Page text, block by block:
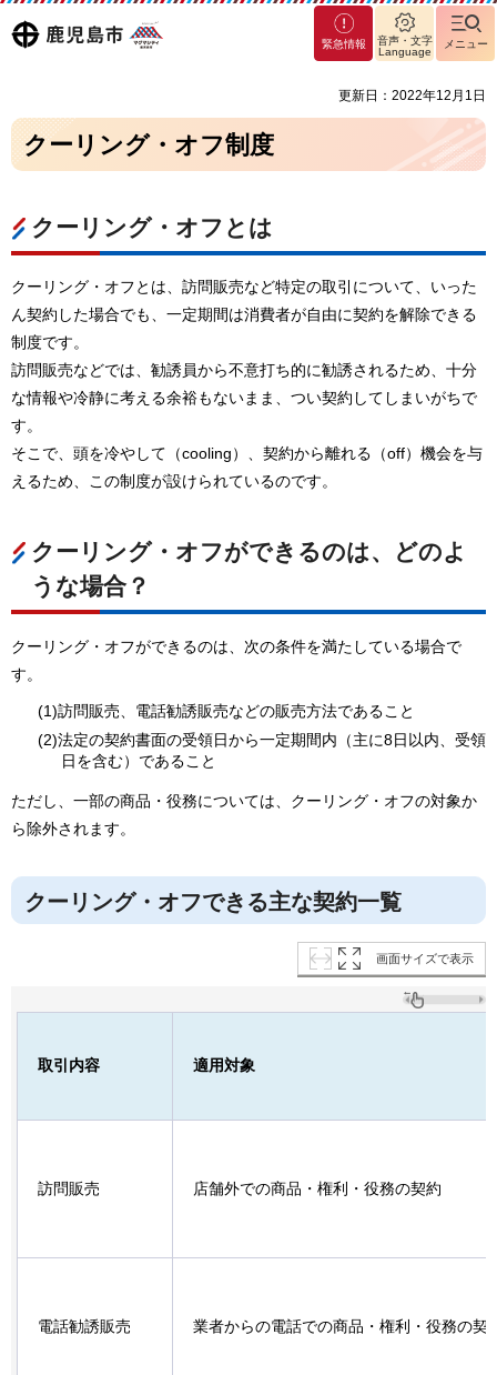
鹿児島
マグ
マシ
緊急情報
音声・文字
Language
メニュー
更新日：2022年12月1日
クーリング・オフ制度
クーリング・オフとは
クーリング・オフとは、訪問販売など特定の取引について、いった
ん契約した場合でも、一定期間は消費者が自由に契約を解除できる
制度です。
訪問販売などでは、勧誘員から不意打ち的に勧誘されるため、十分
な情報や冷静に考える余裕もないまま、つい契約してしまいがちで
す。
そこで、頭を冷やして（cooling）、契約から離れる（off）機会を与
えるため、この制度が設けられているのです。
クーリング・オフができるのは、どのよ
うな場合？
クーリング・オフができるのは、次の条件を満たしている場合で
す。
(1)訪問販売、電話勧誘販売などの販売方法であること
(2)法定の契約書面の受領日から一定期間内（主に8日以内、受領
日を含む）であること
ただし、一部の商品・役務については、クーリング・オフの対象か
ら除外されます。
クーリング・オフできる主な契約一覧
画面サイズで表示
取引内容 適用対象
訪問販売 店舗外での商品・権利・役務の契約
電話勧誘販売 業者からの電話での商品・権利・役務の契